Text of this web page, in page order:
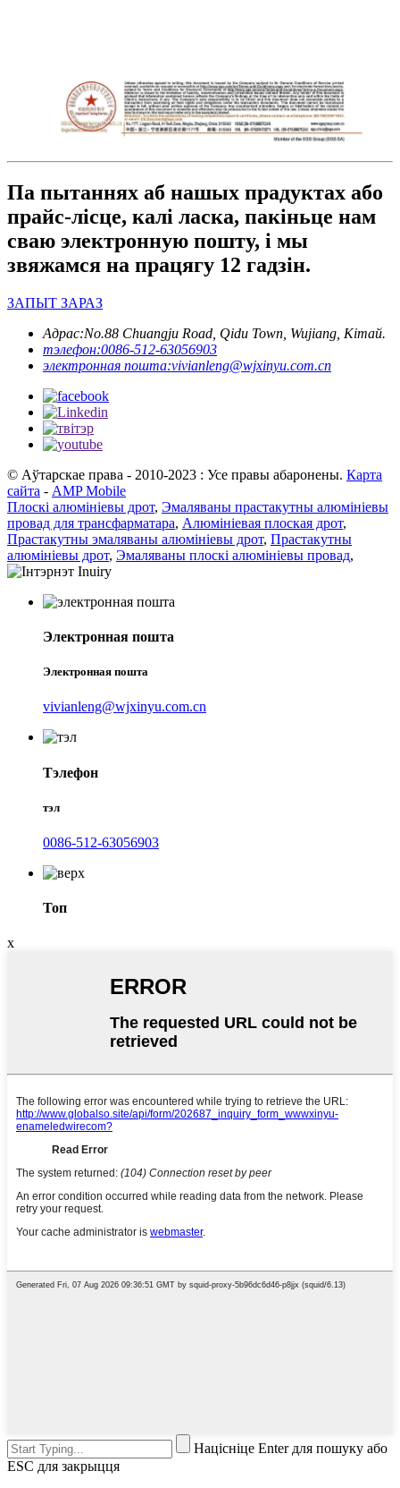
Па пытаннях аб нашых прадуктах або
прайс-лісце, калі ласка, пакіньце нам
сваю электронную пошту, і мы
звяжамся на працягу 12 гадзін.
ЗАПЫТ ЗАРАЗ
Адрас:No.88 Chuangju Road, Qidu Town, Wujiang, Кітай.
тэлефон:0086-512-63056903
электронная пошта:vivianleng@wjxinyu.com.cn
© Аўтарскае права - 2010-2023 : Усе правы абаронены. Карта
сайта - AMP Mobile
Плоскі алюмініевы дрот, Эмаляваны прастакутны алюмініевы
провад для трансфарматара, Алюмініевая плоская дрот,
Прастакутны эмаляваны алюмініевы дрот, Прастакутны
алюмініевы дрот, Эмаляваны плоскі алюмініевы провад,
Электронная пошта
Электронная пошта
vivianleng@wjxinyu.com.cn
Тэлефон
тэл
0086-512-63056903
Топ
x
Націсніце Enter для пошуку або
ESC для закрыцця